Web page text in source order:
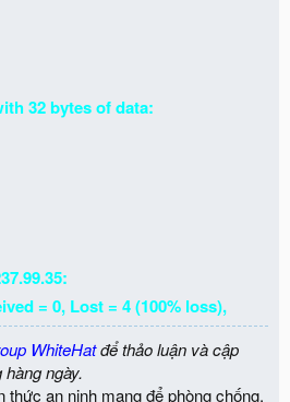
32 bytes of data:
= 0, Lost = 4 (100% loss),
WhiteHatđể thảo luận và cập
ngày.
thức an ninh mạng để phòng chống,